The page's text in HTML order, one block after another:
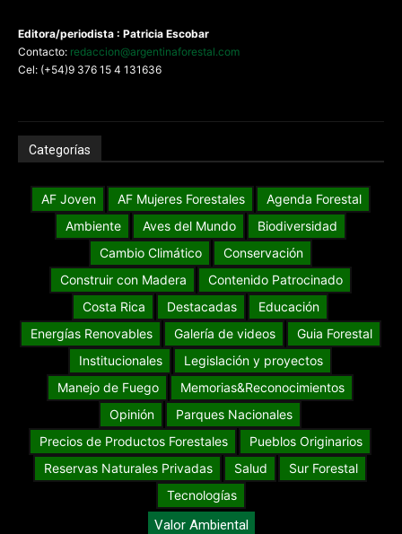
Editora/periodista : Patricia Escobar
Contacto: redaccion@argentinaforestal.com
Cel: (+54)9 376 15 4 131636
Categorías
AF Joven AF Mujeres Forestales
Agenda Forestal
Ambiente
Aves del Mundo
Biodiversidad
Cambio Climático
Conservación
Construir con Madera
Contenido Patrocinado
Costa Rica
Destacadas
Educación
Energías Renovables
Galería de videos
Guia Forestal
Institucionales
Legislación y proyectos
Manejo de Fuego
Memorias&Reconocimientos
Opinión
Parques Nacionales
Precios de Productos Forestales
Pueblos Originarios
Reservas Naturales Privadas
Salud
Sur Forestal
Tecnologías
Valor Ambiental